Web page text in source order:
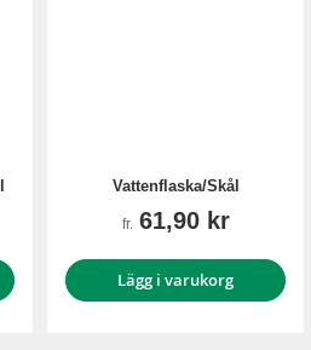
Vattenflaska/Skål
fr. 61,90 kr
Lägg i varukorg